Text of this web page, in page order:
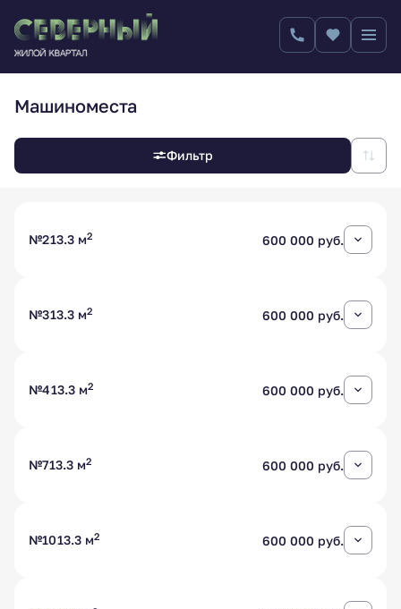
Машиноместа
Фильтр
№213.3 м2 600 000 руб.
№313.3 м2 600 000 руб.
№413.3 м2 600 000 руб.
№713.3 м2 600 000 руб.
№1013.3 м2 600 000 руб.